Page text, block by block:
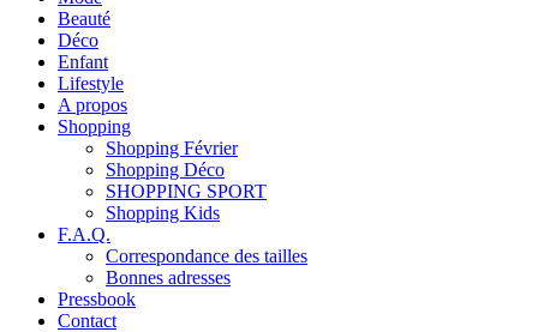
Beauté
Déco
Enfant
Lifestyle
A propos
Shopping
Shopping Février
Shopping Déco
SHOPPING SPORT
Shopping Kids
F.A.Q.
Correspondance des tailles
Bonnes adresses
Pressbook
Contact